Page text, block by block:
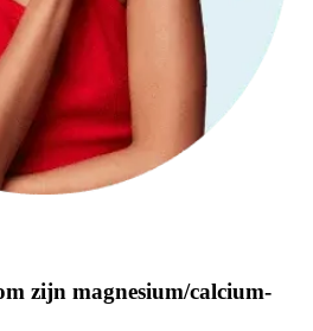
zijn magnesium/calcium-